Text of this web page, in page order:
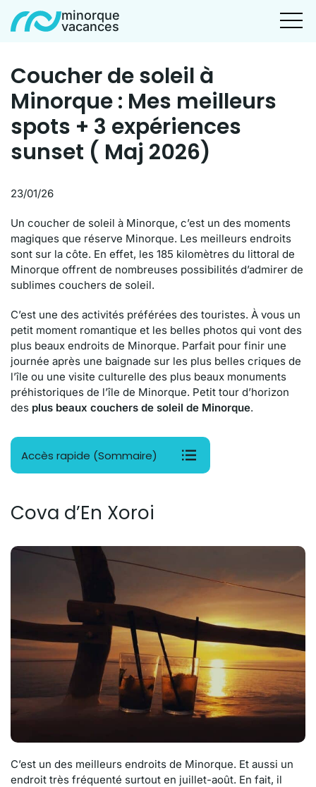
minorque
vacances
Coucher de soleil à
Minorque : Mes meilleurs
spots + 3 expériences
sunset ( Maj 2026)
23/01/26
Un coucher de soleil à Minorque, c’est un des moments
magiques que réserve Minorque. Les meilleurs endroits
sont sur la côte. En effet, les 185 kilomètres du littoral de
Minorque offrent de nombreuses possibilités d’admirer de
sublimes couchers de soleil.
C’est une des activités préférées des touristes. À vous un
petit moment romantique et les belles photos qui vont des
plus beaux endroits de Minorque. Parfait pour finir une
journée après une baignade sur les plus belles criques de
l’île ou une visite culturelle des plus beaux monuments
préhistoriques de l’île de Minorque. Petit tour d’horizon
des plus beaux couchers de soleil de Minorque.
Accès rapide (Sommaire)
Cova d’En Xoroi
C’est un des meilleurs endroits de Minorque. Et aussi un
endroit très fréquenté surtout en juillet-août. En fait, il